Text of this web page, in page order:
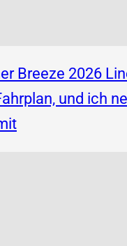
Breeze 2026
und ich